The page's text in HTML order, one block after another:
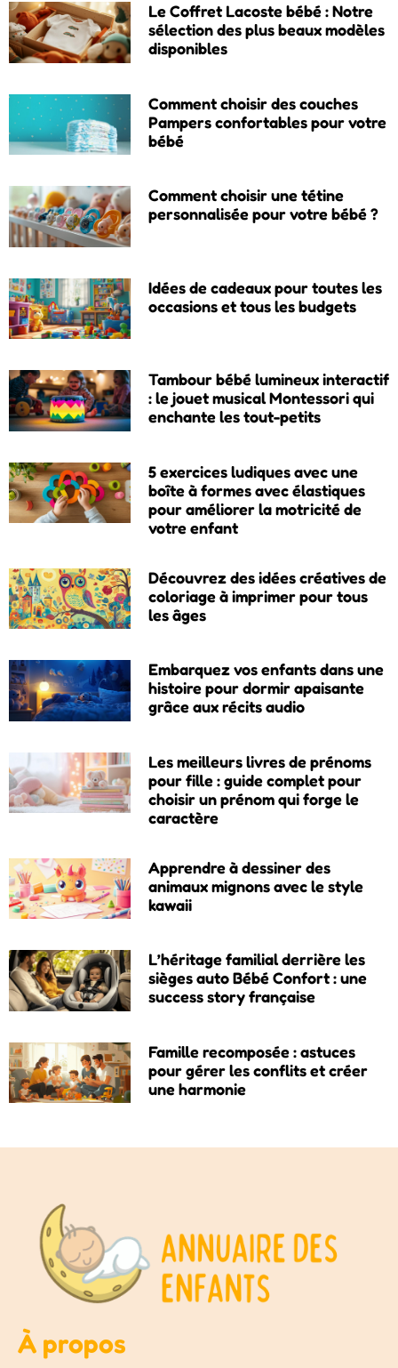
Le Coffret Lacoste bébé : Notre
sélection des plus beaux modèles
disponibles
Comment choisir des couches
Pampers confortables pour votre
bébé
Comment choisir une tétine
personnalisée pour votre bébé ?
Idées de cadeaux pour toutes les
occasions et tous les budgets
Tambour bébé lumineux interactif
: le jouet musical Montessori qui
enchante les tout-petits
5 exercices ludiques avec une
boîte à formes avec élastiques
pour améliorer la motricité de
votre enfant
Découvrez des idées créatives de
coloriage à imprimer pour tous
les âges
Embarquez vos enfants dans une
histoire pour dormir apaisante
grâce aux récits audio
Les meilleurs livres de prénoms
pour fille : guide complet pour
choisir un prénom qui forge le
caractère
Apprendre à dessiner des
animaux mignons avec le style
kawaii
L’héritage familial derrière les
sièges auto Bébé Confort : une
success story française
Famille recomposée : astuces
pour gérer les conflits et créer
une harmonie
À propos